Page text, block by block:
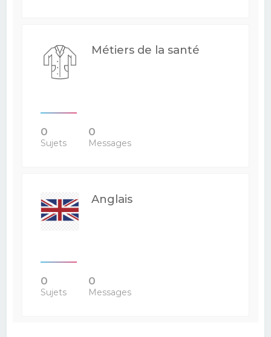
Métiers de la santé
0
Sujets
0
Messages
Anglais
0
Sujets
0
Messages